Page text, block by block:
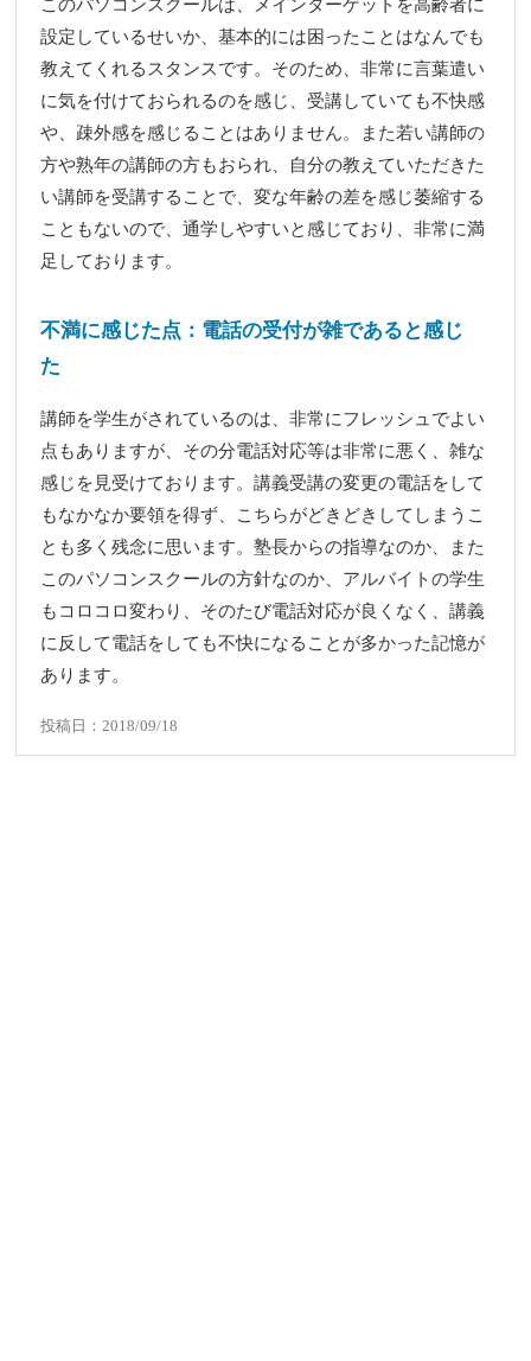
このパソコンスクールは、メインターゲットを高齢者に
設定しているせいか、基本的には困ったことはなんでも
教えてくれるスタンスです。そのため、非常に言葉遣い
に気を付けておられるのを感じ、受講していても不快感
や、疎外感を感じることはありません。また若い講師の
方や熟年の講師の方もおられ、自分の教えていただきた
い講師を受講することで、変な年齢の差を感じ萎縮する
こともないので、通学しやすいと感じており、非常に満
足しております。
不満に感じた点：電話の受付が雑であると感じ
た
講師を学生がされているのは、非常にフレッシュでよい
点もありますが、その分電話対応等は非常に悪く、雑な
感じを見受けております。講義受講の変更の電話をして
もなかなか要領を得ず、こちらがどきどきしてしまうこ
とも多く残念に思います。塾長からの指導なのか、また
このパソコンスクールの方針なのか、アルバイトの学生
もコロコロ変わり、そのたび電話対応が良くなく、講義
に反して電話をしても不快になることが多かった記憶が
あります。
投稿日：2018/09/18